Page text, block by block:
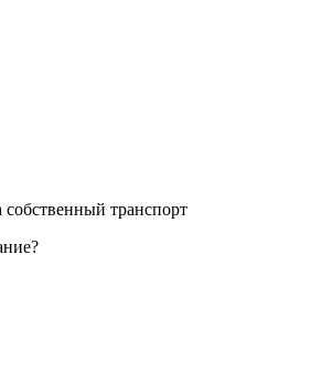
транспорт